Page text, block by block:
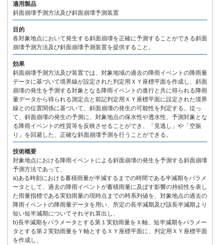
適用製品
斜面崩壊予測方法及び斜面崩壊予測装置
目的
各対象地点において発生する斜面崩壊を正確に予測することができる斜面
崩壊予測方法及び斜面崩壊予測装置を提供すること。
効果
斜面崩壊予測方法及び装置では、対象地域の過去の降雨イベントの降雨量
データに基づいて境界線が設定された判定用ＸＹ座標平面を作成し、斜面
崩壊の発生を予測する対象となる降雨イベントの進行と共に得られる降雨
量データから得られる測定点と前記判定用ＸＹ座標平面に設定された境界
線との位置関係に基づいて、斜面崩壊の発生の可能性を判定する。従っ
て、斜面崩壊の発生の予測に、対象地点の保水性や透水性、予測対象とな
る降雨イベントの性質等を反映させることができ、「見逃し」や「空振
り」を回避した、正確な斜面崩壊予測を行うことができる。
技術概要
対象地点における降雨イベントによる斜面崩壊の発生を予測する斜面崩壊
予測方法であって、
a)ある時刻における蓄積雨量が半減するまでの時間である半減期をパラメ
ータとして、過去の降雨イベントが蓄積雨量に及ぼす影響の持続性を表し
た雨量指標である実効雨量の現時点までの時系列値を、対象地点の過去の
降雨イベントの降雨量データを用い、所定の長半減期及び該長半減期より
短い短半減期についてそれぞれ算出し、
b)長半減期をパラメータとする第１実効雨量をＸ軸、短半減期をパラメー
タとする第２実効雨量をＹ軸とするＸＹ座標平面に、判定用ＸＹ座標平面
を作成し、